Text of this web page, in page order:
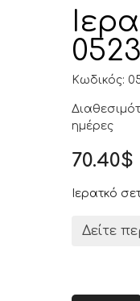
Κωδικός:
ημέρες
70.40$
Ιερατκό
Δείτε